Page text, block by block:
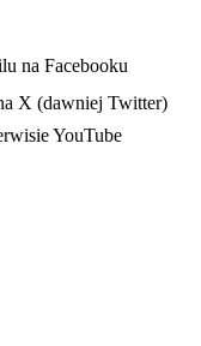
na Facebooku
X (dawniej Twitter)
YouTube